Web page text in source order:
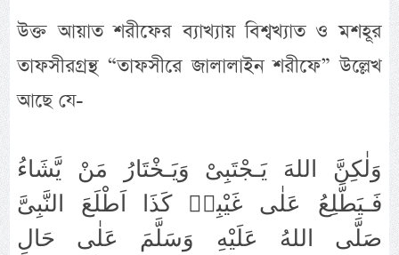
উক্ত আয়াত শরীফের ব্যাখ্যায় বিশ্বখ্যাত ও মশহূর
তাফসীরগ্রন্থ “তাফসীরে জালালাইন শরীফে” উল্লেখ
আছে যে-
وَلٰكِنَّ اللهَ يَـجْتَبِىْ وَيَـخْتَارُ مَنْ يَّشَاءُ
فَـيَطَّلِعُ عَلٰى غَيْبِهٖ كَذَا اَطْلَعَ النَّبِىَّ
صَلَّى اللهُ عَلَيْهِ وَسَلَّمَ عَلٰى حَالِ